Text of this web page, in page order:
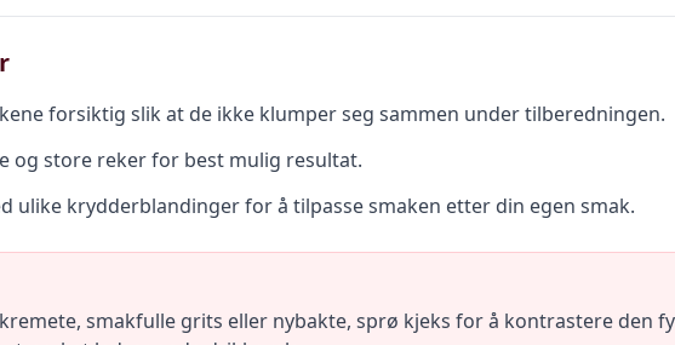
forsiktig slik at de ikke klumper seg sammen under tilberedningen.
og store reker for best mulig resultat.
ulike krydderblandinger for å tilpasse smaken etter din egen smak.
smakfulle grits eller nybakte, sprø kjeks for å kontrastere den